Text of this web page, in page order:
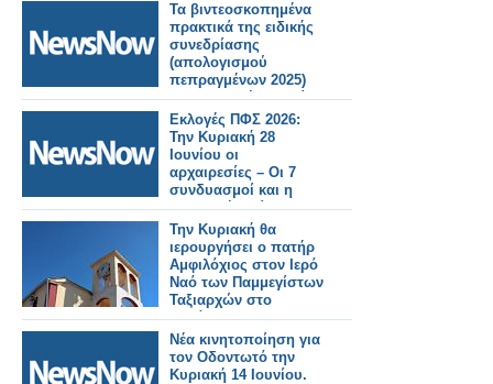
Τα βιντεοσκοπημένα
πρακτικά της ειδικής
συνεδρίασης
(απολογισμού
πεπραγμένων 2025)
της Κυριακή 5 Ιουλίου
2026.
Εκλογές ΠΦΣ 2026:
Την Κυριακή 28
Ιουνίου οι
αρχαιρεσίες – Οι 7
συνδυασμοί και η
σημερινή διοίκηση
Την Κυριακή θα
ιερουργήσει ο πατήρ
Αμφιλόχιος στον Ιερό
Ναό των Παμμεγίστων
Ταξιαρχών στο
Αγράμπελο.. .
Νέα κινητοποίηση για
τον Οδοντωτό την
Κυριακή 14 Ιουνίου.